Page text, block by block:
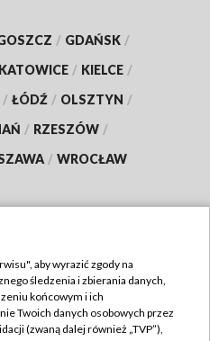
/ GDAŃSK /
KATOWICE / KIELCE /
/ ŁÓDŹ / OLSZTYN /
/ RZESZÓW /
/ WROCŁAW
TVP
TVP
aby wyrazić zgody na
śledzenia i zbierania danych,
końcowym i ich
Twoich danych osobowych przez
(zwaną dalej również „TVP”),